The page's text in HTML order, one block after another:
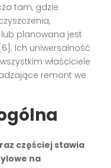
tam, gdzie
planowana jest
. Ich uniwersalność
właściciele
remont we
częściej stawia
na